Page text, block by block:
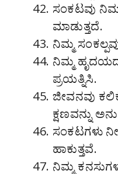
ಸಂಕಟವು
ಮಾಡುತ್ತದೆ.
ನಿಮ್ಮ
ನಿಮ್ಮ ಹೃದಯದ
ಪ್ರಯತ್ನಿಸಿ.
ಜೀವನವು
ಕ್ಷಣವನ್ನು
ಸಂಕಟಗಳು
ಹಾಕುತ್ತವೆ.
ನಿಮ್ಮ